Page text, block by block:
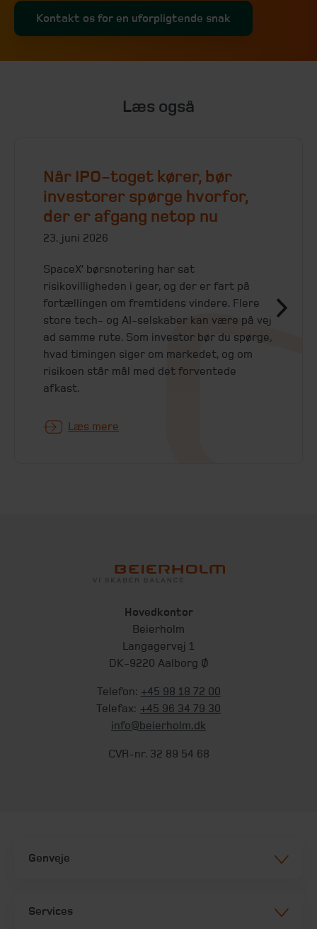
Kontakt os for en uforpligtende snak
Læs også
Når IPO-toget kører, bør
investorer spørge hvorfor,
der er afgang netop nu
23. juni 2026
SpaceX’ børsnotering har sat
risikovilligheden i gear, og der er fart på
fortællingen om fremtidens vindere. Flere
store tech- og AI-selskaber kan være på vej
ad samme rute. Som investor bør du spørge,
hvad timingen siger om markedet, og om
risikoen står mål med det forventede
afkast.
Læs mere
Hovedkontor
Beierholm
Langagervej 1
DK-9220 Aalborg Ø
Telefon: +45 98 18 72 00
Telefax: +45 96 34 79 30
info@beierholm.dk
CVR-nr. 32 89 54 68
Genveje
Services